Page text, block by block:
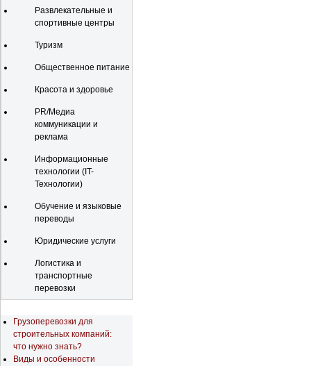
Развлекательные и
спортивные центры
Туризм
Общественное питание
Красота и здоровье
PR/Медиа
коммуникации и
реклама
Информационные
технологии (IT-
Технологии)
Обучение и языковые
переводы
Юридические услуги
Логистика и
транспортные
перевозки
Грузоперевозки для
строительных компаний:
что нужно знать?
Виды и особенности